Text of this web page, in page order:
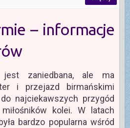
– informacje
zaniedbana, ale ma
i przejazd birmańskimi
najciekawszych przygód
kolei. W latach
bardzo popularna wśród